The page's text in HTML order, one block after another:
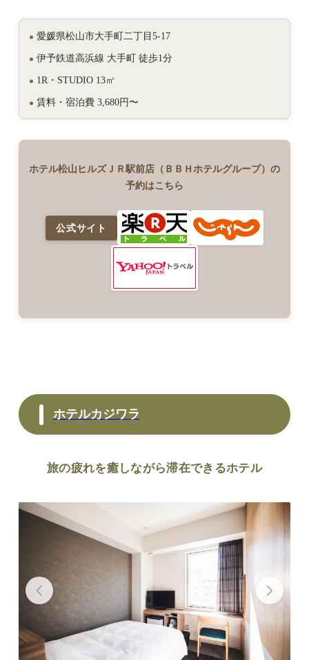
愛媛県松山市大手町二丁目5-17
伊予鉄道高浜線 大手町 徒歩1分
1R・STUDIO 13㎡
賃料・宿泊費 3,680円〜
ホテル松山ヒルズＪＲ駅前店（ＢＢＨホテルグループ）の
予約はこちら
公式サイト
ホテルカジワラ
旅の疲れを癒しながら滞在できるホテル